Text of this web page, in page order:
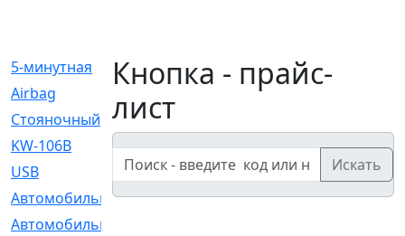
5-минутная
[1]
Airbag
Cтояночный
KW-106B
[0]
USB
[6]
Автомобильное
[6]
Автомобильный
Кнопка - прайс-
лист
Искать